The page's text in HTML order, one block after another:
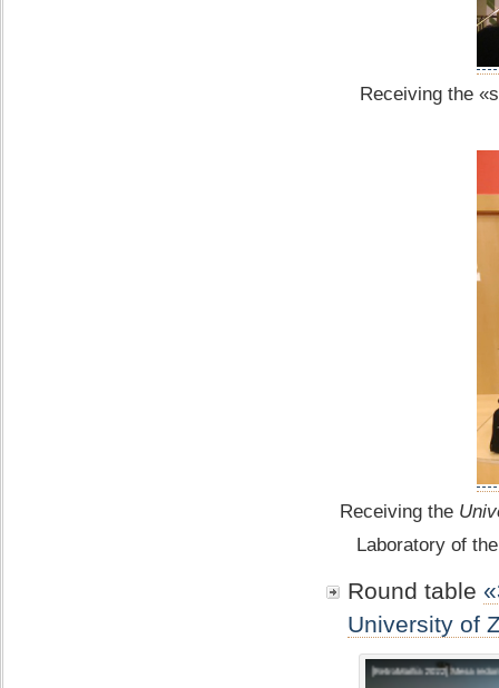
Receiving the
Receiving the
Laboratory of
Round table
University of